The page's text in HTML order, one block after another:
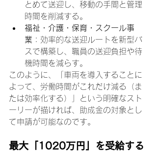
とめて送迎し、移動の手間と管理
時間を削減する。
福祉・介護・保育・スクール事
業 ：効率的な送迎ルートを新型バ
スで構築し、職員の送迎負担や待
機時間を減らす。
このように、「車両を導入することに
よって、労働時間がこれだけ減る（ま
たは効率化する）」という明確なスト
ーリーが描ければ、助成金の対象とし
て申請が可能なのです。
最大「1020万円」を受給する